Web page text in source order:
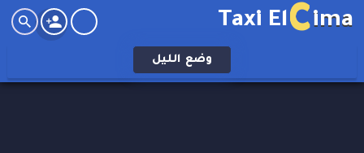
Taxi ElCima
وضع الليل